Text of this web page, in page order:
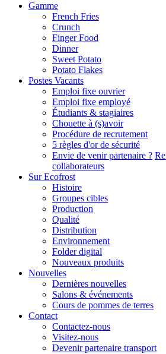
Gamme
French Fries
Crunch
Finger Food
Dinner
Sweet Potato
Potato Flakes
Postes Vacants
Emploi fixe ouvrier
Emploi fixe employé
Étudiants & stagiaires
Chouette à (s)avoir
Procédure de recrutement
5 règles d'or de sécurité
Envie de venir partenaire ?
collaborateurs
Sur Ecofrost
Histoire
Groupes cibles
Production
Qualité
Distribution
Environnement
Folder digital
Nouveaux produits
Nouvelles
Dernières nouvelles
Salons & événements
Cours de pommes de terres
Contact
Contactez-nous
Visitez-nous
Devenir partenaire transport